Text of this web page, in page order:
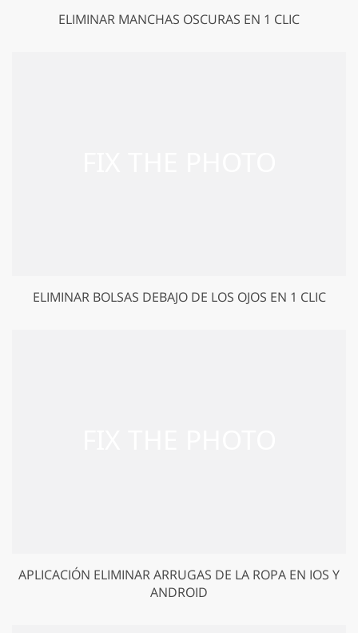
ELIMINAR MANCHAS OSCURAS EN 1 CLIC
ELIMINAR BOLSAS DEBAJO DE LOS OJOS EN 1 CLIC
APLICACIÓN ELIMINAR ARRUGAS DE LA ROPA EN IOS Y
ANDROID